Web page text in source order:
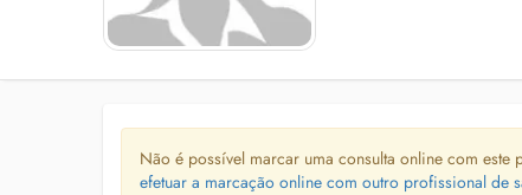
Não é possível marcar uma consulta online com este
efetuar a marcação online com outro profissional de